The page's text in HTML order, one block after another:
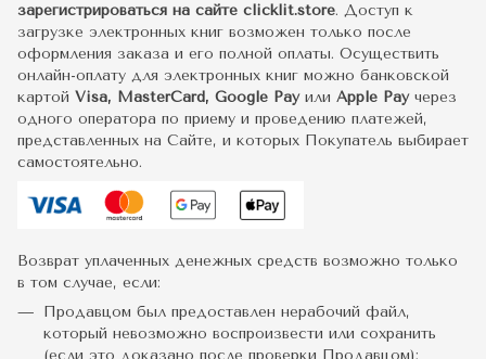
зарегистрироваться на сайте clicklit.store. Доступ к
загрузке электронных книг возможен только после
оформления заказа и его полной оплаты. Осуществить
онлайн-оплату для электронных книг можно банковской
картой Visa, MasterCard, Google Pay или Apple Payчерез
одного оператора по приему и проведению платежей,
представленных на Сайте, и которых Покупатель выбирает
самостоятельно.
Возврат уплаченных денежных средств возможно только
в том случае, если:
Продавцом был предоставлен нерабочий файл,
который невозможно воспроизвести или сохранить